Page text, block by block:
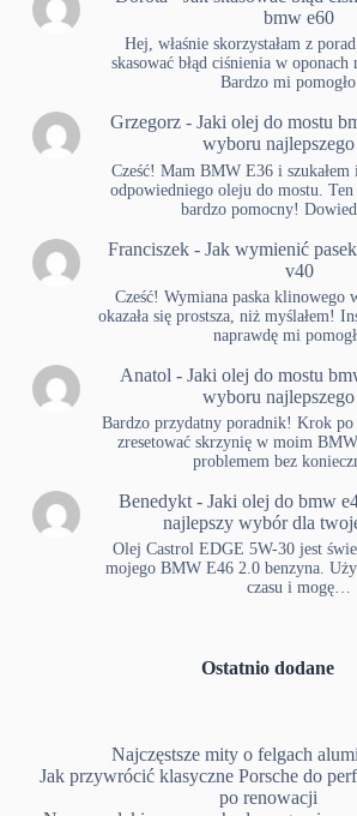
bmw e60
Hej, właśnie skorzystałam z
skasować błąd ciśnienia w
Bardzo mi
Grzegorz- Jaki olej do mostu
wyboru
Cześć! Mam BMW E36 i
odpowiedniego oleju do mostu. Ten
bardzo pomocny!
Franciszek- Jak wymienić
v40
Cześć! Wymiana paska klinowego
okazała się prostsza, niż myślałem!
naprawdę mi
Anatol - Jaki olej do mostu
wyboru
Bardzo przydatny poradnik! Krok
zresetować skrzynię w moim
problemem bez
Benedykt- Jaki olej do bmw
najlepszy wybór dla
Olej Castrol EDGE 5W-30 jest
mojego BMW E46 2.0 benzyna.
czasu i mogę…
Ostatnio dodane
Najczęstsze mity o felgach
Jak przywrócić klasyczne Porsche do
po renowacji